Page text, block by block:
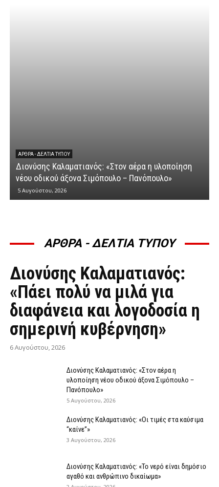
η υλοποίηση
κυβερνητικής αποτυχίας στην
αγροτικών ενισχύσεων»
ΑΡΘΡΑ - ΔΕΛΤΙΑ ΤΥΠΟΥ
ΆΡΘΡΑ - ΔΕΛΤΊΑ ΤΎΠΟΥ
Διονύσης Καλαματιανός:
«Πάει πολύ να μιλά για
διαφάνεια και λογοδοσία η
σημερινή κυβέρνηση»
6 Αυγούστου, 2026
Διονύσης Καλαματιανός: «Στον αέρα η
υλοποίηση νέου οδικού άξονα Σιμόπουλο –
Πανόπουλο»
5 Αυγούστου, 2026
Διονύσης Καλαματιανός: «Οι τιμές στα καύσιμα
“καίνε”»
3 Αυγούστου, 2026
Διονύσης Καλαματιανός: «Το νερό είναι δημόσιο
αγαθό και ανθρώπινο δικαίωμα»